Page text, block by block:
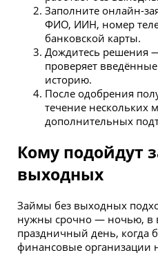
Заполните онлайн-
ФИО, ИИН, номер
банковской карты.
Дождитесь решения
проверяет
историю.
После одобрения
течение нескольких
дополнительных
Кому подойдут
выходных
Займы без выходных
нужны срочно — ночью, в
праздничный день, когда
финансовые организации